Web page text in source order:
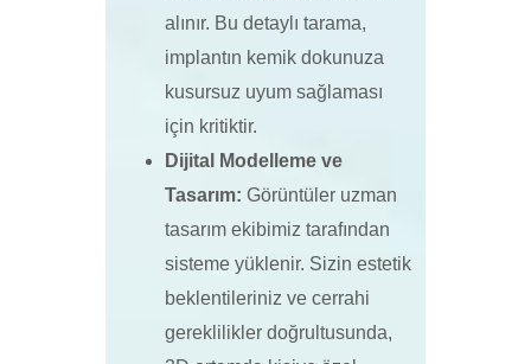
alınır. Bu detaylı tarama,
implantın kemik dokunuza
kusursuz uyum sağlaması
için kritiktir.
Dijital Modelleme ve
Tasarım: Görüntüler uzman
tasarım ekibimiz tarafından
sisteme yüklenir. Sizin estetik
beklentileriniz ve cerrahi
gereklilikler doğrultusunda,